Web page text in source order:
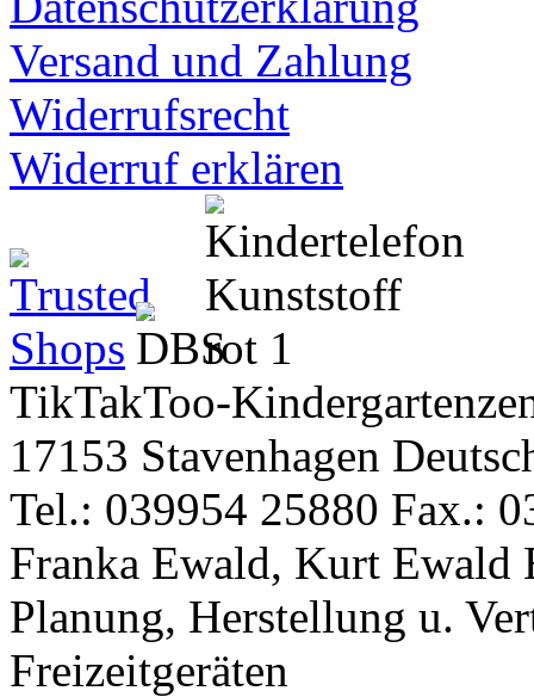
Versand und Zahlung
Widerrufsrecht
Widerruf erklären
TikTakToo-
17153 Stavenhagen
Tel.: 039954 25880 Fax.:
Franka Ewald, Kurt Ewald
Planung, Herstellung u.
Freizeitgeräten